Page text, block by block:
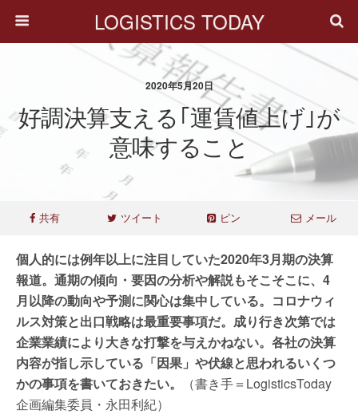
LOGISTICS TODAY
2020年5月20日
好調決算支える｢運賃値上げ｣が
意味すること
共有 ツイート ピン メール
個人的には例年以上に注目していた2020年3月期の決算
報道。通期の傾向・要因の分析や解説もそこそこに、4
月以降の動向や予測に関心は集中している。コロナウィ
ルス対策と出口戦略は最重要事項だ。成り行き次第では
企業業績により大きな打撃を与えかねない。各社の決算
内容が指し示している「因果」や伏線と思われるいくつ
かの事項を書いておきたい。
（書き手＝LogisticsToday
企画編集委員・永田利紀）